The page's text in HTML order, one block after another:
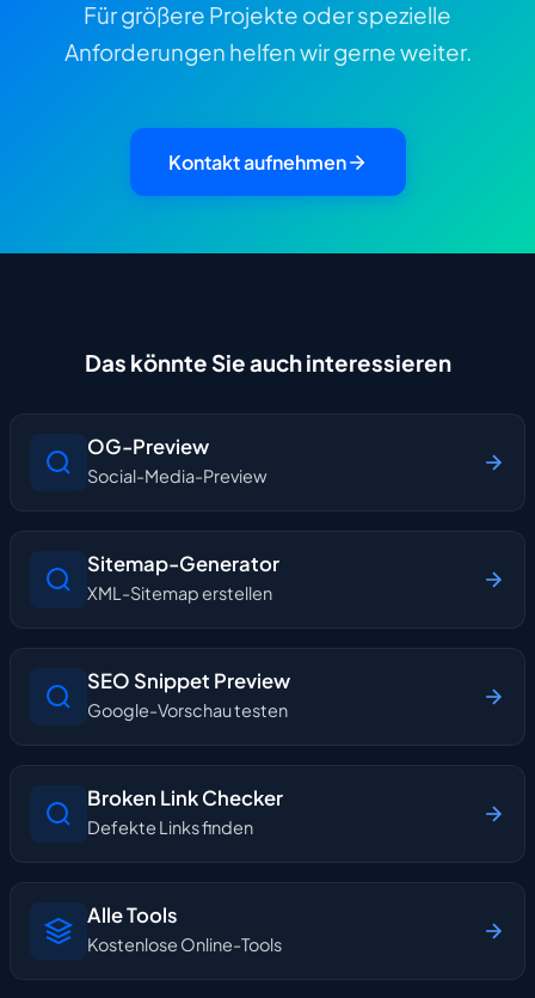
Für größere Projekte oder spezielle
Anforderungen helfen wir gerne weiter.
Kontakt aufnehmen
Das könnte Sie auch interessieren
OG-Preview
Social-Media-Preview
Sitemap-Generator
XML-Sitemap erstellen
SEO Snippet Preview
Google-Vorschau testen
Broken Link Checker
Defekte Links finden
Alle Tools
Kostenlose Online-Tools